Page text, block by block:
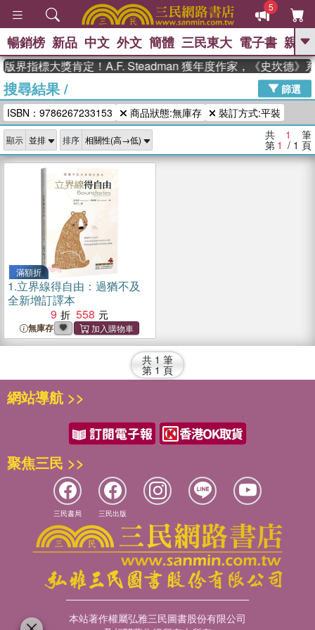
5
GO
高希均教授回憶錄
、 The Odyssey 、 父親節 、 如果歷
史是一群喵 、 暑期推薦 、 國際布克
獎 臺灣漫遊錄 、 方念華 、 台灣的李
登輝時代
數學女孩：黎曼猜想 、
偉大的迷走神經
暢銷榜 新品 中文 外文 簡體 三民東大 電子書 親子
界指標大獎肯定！A.F. Steadman 獲年度作家，《史坎德》
搜尋結果/
篩選
ISBN：9786267233153
商品狀態:無庫存 裝訂方式:平裝
顯示 排序 共 1 筆
第 1 / 1 頁
滿額折
1.立界線得自由：過猶不及
全新增訂譯本
9
558
無庫存
共 1 筆
第 1 頁
網站導航 >>
聚焦三民 >>
三民書局 三民出版
本站著作權屬弘雅三民圖書股份有限公司